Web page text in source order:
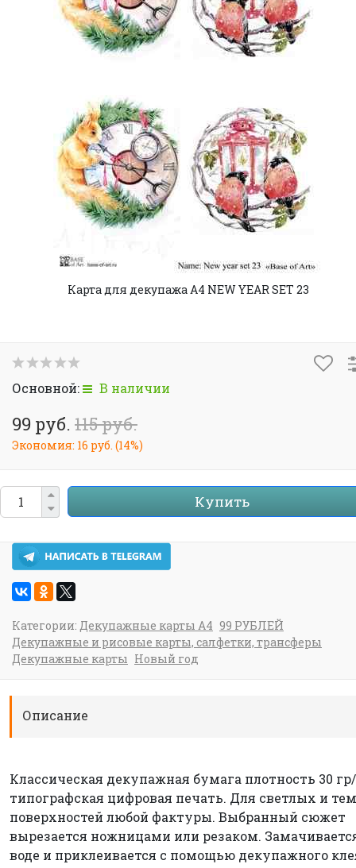
Карта для декупажа А4 NEW YEAR SET 23
Основной: В наличии
99 руб. 115 руб.
Экономия: 16 руб. (14%)
Купить
Категории: Декупажные карты А4 99 РУБЛЕЙ
Декупажные и рисовые карты, салфетки, трансферы
Декупажные карты Новый год
Описание
Классическая декупажная бумага плотность 30
типографская цифровая печать. Для светлых и
поверхностей любой фактуры. Выбранный сюжет
вырезается ножницами или резаком.
воде и приклеивается с помощью декупажного